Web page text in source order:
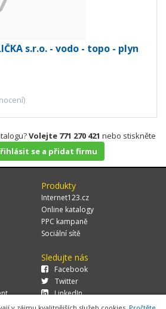
s.r.o. - vodo - topo - plyn
Volejte 771 270 421 nebo stiskněte
se a přidat firmu
Produkty
Internet123.cz
Online katalogy
PPC kampaně
Sociální sítě
Sledujte nás
Facebook
Twitter
LinkedIn